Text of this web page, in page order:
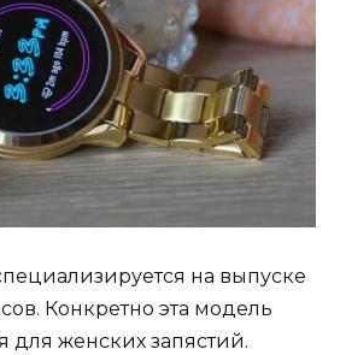
на выпуске
Конкретно эта модель
для женских запястий.